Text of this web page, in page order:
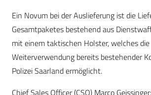
Ein Novum bei der Auslieferung ist die
Gesamtpaketes bestehend aus
mit einem taktischen Holster, welches die
Weiterverwendung bereits bestehender
Polizei Saarland ermöglicht.
Chief Sales Officer (CSO) Marco